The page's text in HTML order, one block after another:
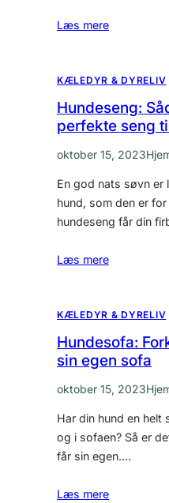
Læs mere
KÆLEDYR & DYRELIV
Hundeseng:
perfekte seng
oktober 15, 2023
En god nats søvn er
hund, som den er
hundeseng får din
Læs mere
KÆLEDYR & DYRELIV
Hundesofa:
sin egen sofa
oktober 15, 2023
Har din hund en
og i sofaen? Så er
får sin egen.…
Læs mere